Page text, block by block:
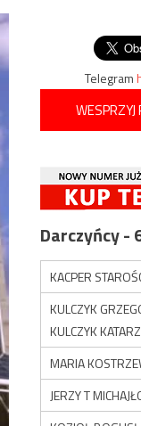
Telegram
Darczyńcy -
KACPER
KULCZYK
KULCZYK
MARIA
JERZY T